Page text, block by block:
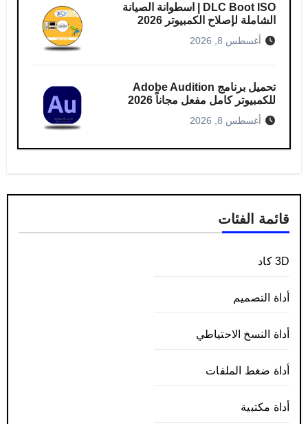
DLC Boot ISO | اسطوانة الصيانة
الشاملة لإصلاح الكمبيوتر 2026
أغسطس 8, 2026
تحميل برنامج Adobe Audition
للكمبيوتر كامل مفعل مجاناً 2026
أغسطس 8, 2026
قائمة الفئات
3D كاد
أداة التصميم
أداة النسخ الاحتياطي
أداة ضغط الملفات
أداة مكتبية